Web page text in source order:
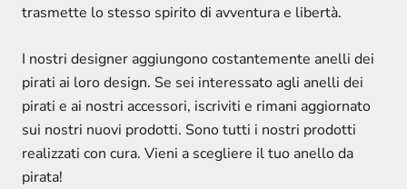
trasmette lo stesso spirito di avventura e libertà.
I nostri designer aggiungono costantemente anelli dei
pirati ai loro design. Se sei interessato agli anelli dei
pirati e ai nostri accessori, iscriviti e rimani aggiornato
sui nostri nuovi prodotti. Sono tutti i nostri prodotti
realizzati con cura. Vieni a scegliere il tuo anello da
pirata!